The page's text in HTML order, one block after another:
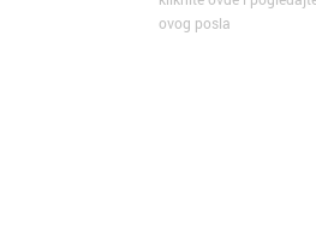
ovog posla